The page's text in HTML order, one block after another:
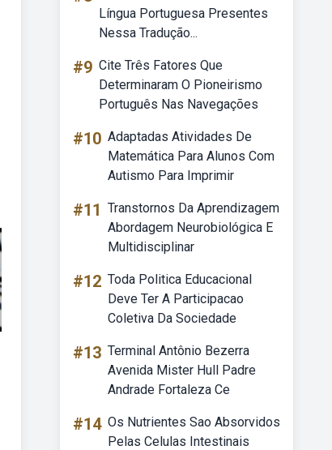
Língua Portuguesa Presentes
Nessa Tradução...
#9 Cite Três Fatores Que
Determinaram O Pioneirismo
Português Nas Navegações
#10 Adaptadas Atividades De
Matemática Para Alunos Com
Autismo Para Imprimir
#11 Transtornos Da Aprendizagem
Abordagem Neurobiológica E
Multidisciplinar
#12 Toda Politica Educacional
Deve Ter A Participacao
Coletiva Da Sociedade
#13 Terminal Antônio Bezerra
Avenida Mister Hull Padre
Andrade Fortaleza Ce
#14 Os Nutrientes Sao Absorvidos
Pelas Celulas Intestinais